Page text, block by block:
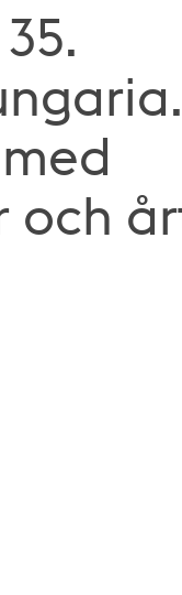
och